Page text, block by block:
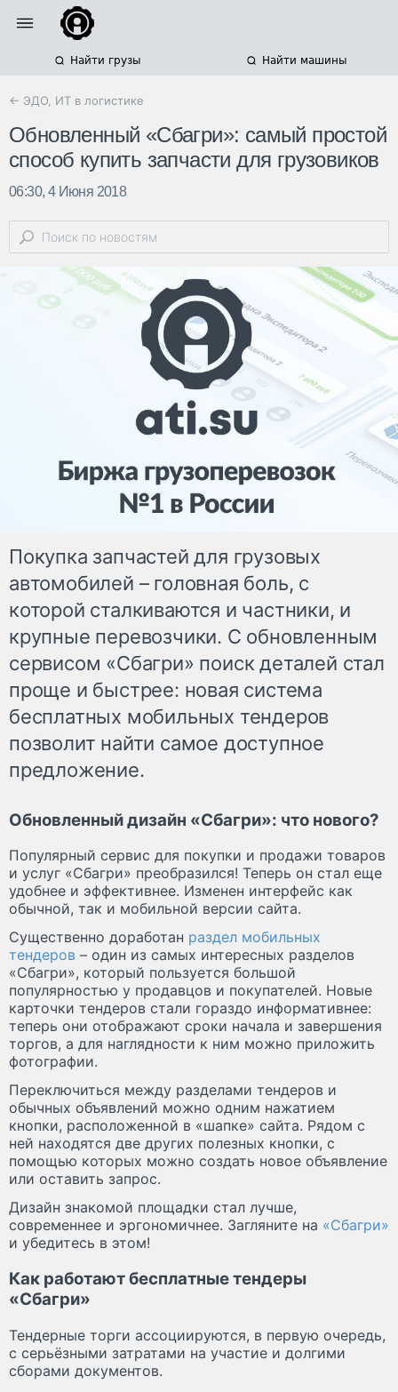
Найти грузы Найти машины
← ЭДО, ИТ в логистике
Обновленный «Сбагри»: самый простой
способ купить запчасти для грузовиков
06:30, 4 Июня 2018
Покупка запчастей для грузовых
автомобилей – головная боль, с
которой сталкиваются и частники, и
крупные перевозчики. С обновленным
сервисом «Сбагри» поиск деталей стал
проще и быстрее: новая система
бесплатных мобильных тендеров
позволит найти самое доступное
предложение.
Обновленный дизайн «Сбагри»: что нового?
Популярный сервис для покупки и продажи товаров
и услуг «Сбагри» преобразился! Теперь он стал еще
удобнее и эффективнее. Изменен интерфейс как
обычной, так и мобильной версии сайта.
Существенно доработан раздел мобильных
тендеров – один из самых интересных разделов
«Сбагри», который пользуется большой
популярностью у продавцов и покупателей. Новые
карточки тендеров стали гораздо информативнее:
теперь они отображают сроки начала и завершения
торгов, а для наглядности к ним можно приложить
фотографии.
Переключиться между разделами тендеров и
обычных объявлений можно одним нажатием
кнопки, расположенной в «шапке» сайта. Рядом с
ней находятся две других полезных кнопки, с
помощью которых можно создать новое объявление
или оставить запрос.
Дизайн знакомой площадки стал лучше,
современнее и эргономичнее. Загляните на «Сбагри»
и убедитесь в этом!
Как работают бесплатные тендеры
«Сбагри»
Тендерные торги ассоциируются, в первую очередь,
с серьёзными затратами на участие и долгими
сборами документов.